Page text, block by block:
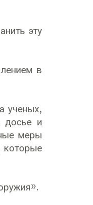
эту
в
ученых,
досье и
меры